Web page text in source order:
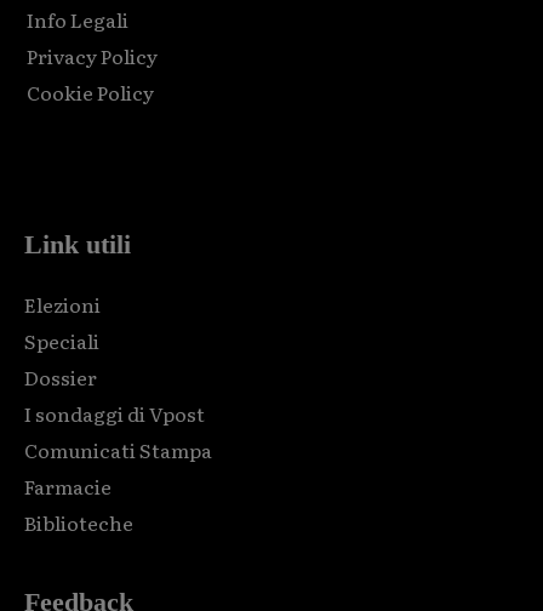
Info Legali
Privacy Policy
Cookie Policy
Link utili
Elezioni
Speciali
Dossier
I sondaggi di Vpost
Comunicati Stampa
Farmacie
Biblioteche
Feedback